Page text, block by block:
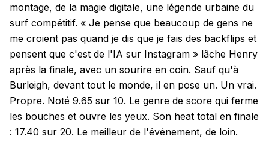
montage, de la magie digitale, une légende urbaine du
surf compétitif. « Je pense que beaucoup de gens ne
me croient pas quand je dis que je fais des backflips et
pensent que c'est de l'IA sur Instagram » lâche Henry
après la finale, avec un sourire en coin. Sauf qu'à
Burleigh, devant tout le monde, il en pose un. Un vrai.
Propre. Noté 9.65 sur 10. Le genre de score qui ferme
les bouches et ouvre les yeux. Son heat total en finale
: 17.40 sur 20. Le meilleur de l'événement, de loin.